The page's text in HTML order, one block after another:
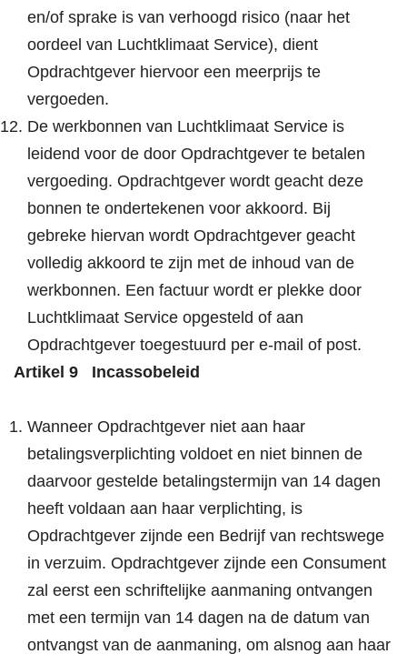
en/of sprake is van verhoogd risico (naar het
oordeel van Luchtklimaat Service), dient
Opdrachtgever hiervoor een meerprijs te
vergoeden.
De werkbonnen van Luchtklimaat Service is
leidend voor de door Opdrachtgever te betalen
vergoeding. Opdrachtgever wordt geacht deze
bonnen te ondertekenen voor akkoord. Bij
gebreke hiervan wordt Opdrachtgever geacht
volledig akkoord te zijn met de inhoud van de
werkbonnen. Een factuur wordt er plekke door
Luchtklimaat Service opgesteld of aan
Opdrachtgever toegestuurd per e-mail of post.
Artikel 9 Incassobeleid
Wanneer Opdrachtgever niet aan haar
betalingsverplichting voldoet en niet binnen de
daarvoor gestelde betalingstermijn van 14 dagen
heeft voldaan aan haar verplichting, is
Opdrachtgever zijnde een Bedrijf van rechtswege
in verzuim. Opdrachtgever zijnde een Consument
zal eerst een schriftelijke aanmaning ontvangen
met een termijn van 14 dagen na de datum van
ontvangst van de aanmaning, om alsnog aan haar